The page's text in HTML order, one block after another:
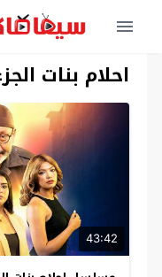
احلام بنات
43:42